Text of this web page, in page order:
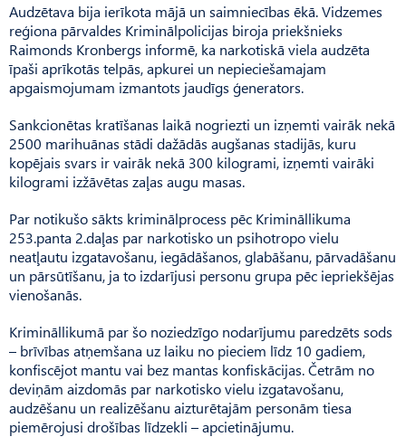
Audzētava bija ierīkota mājā un saimniecības ēkā. Vidzemes
reģiona pārvaldes Kriminālpolicijas biroja priekšnieks
Raimonds Kronbergs informē, ka narkotiskā viela audzēta
īpaši aprīkotās telpās, apkurei un nepieciešamajam
apgaismojumam izmantots jaudīgs ģenerators.
Sankcionētas kratīšanas laikā nogriezti un izņemti vairāk nekā
2500 marihuānas stādi dažādās augšanas stadijās, kuru
kopējais svars ir vairāk nekā 300 kilogrami, izņemti vairāki
kilogrami izžāvētas zaļas augu masas.
Par notikušo sākts kriminālprocess pēc Krimināllikuma
253.panta 2.daļas par narkotisko un psihotropo vielu
neatļautu izgatavošanu, iegādāšanos, glabāšanu, pārvadāšanu
un pārsūtīšanu, ja to izdarījusi personu grupa pēc iepriekšējas
vienošanās.
Krimināllikumā par šo noziedzīgo nodarījumu paredzēts sods
– brīvības atņemšana uz laiku no pieciem līdz 10 gadiem,
konfiscējot mantu vai bez mantas konfiskācijas. Četrām no
deviņām aizdomās par narkotisko vielu izgatavošanu,
audzēšanu un realizēšanu aizturētajām personām tiesa
piemērojusi drošības līdzekli – apcietinājumu.